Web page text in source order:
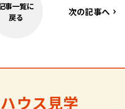
事一覧に
戻る
次の記事へ
ウス見学